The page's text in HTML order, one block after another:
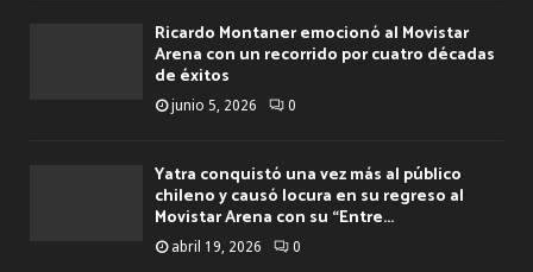
Ricardo Montaner emocionó al Movistar
Arena con un recorrido por cuatro décadas
de éxitos
junio 5, 2026 0
Yatra conquistó una vez más al público
chileno y causó locura en su regreso al
Movistar Arena con su “Entre...
abril 19, 2026 0